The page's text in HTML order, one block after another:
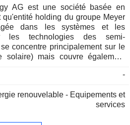
AG est une société basée en
holding du groupe Meyer
dans les systèmes et les
les technologies des semi-
concentre principalement sur le
solaire) mais couvre également
ainsi que d'autres
La gamme de systèmes,
et de services le long de la
-
renouvelable - Equipements et
services